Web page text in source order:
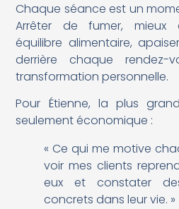
Chaque séance est un
Arrêter de fumer, mieux
équilibre alimentaire,
derrière chaque
transformation personnelle.
Pour Étienne, la plus
seulement économique :
« Ce qui me motive
voir mes clients
eux et constater
concrets dans leur vie. »